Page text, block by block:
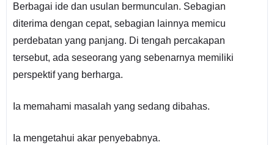
Berbagai ide dan usulan bermunculan. Sebagian
diterima dengan cepat, sebagian lainnya memicu
perdebatan yang panjang. Di tengah percakapan
tersebut, ada seseorang yang sebenarnya memiliki
perspektif yang berharga.
Ia memahami masalah yang sedang dibahas.
Ia mengetahui akar penyebabnya.